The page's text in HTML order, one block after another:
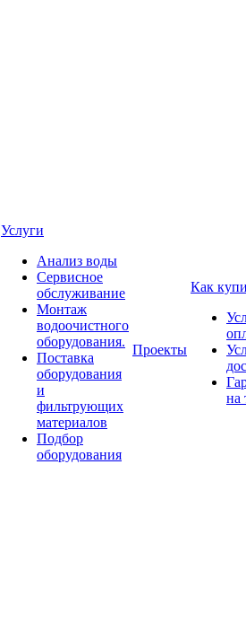
Услуги
Анализ воды
Сервисное
обслуживание
Монтаж
водоочистного
оборудования.
Поставка
оборудования
и
фильтрующих
материалов
Подбор
оборудования
Проекты
Как
на